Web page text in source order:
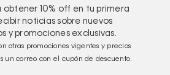
obtener 10% off en tu primera
noticias sobre nuevos
y promociones exclusivas.
otras promociones vigentes y precios
un correo con el cupón de descuento.